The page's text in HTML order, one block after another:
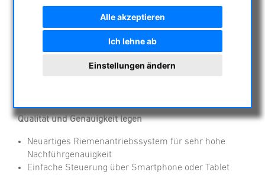
Alle akzeptieren
Ich lehne ab
Einstellungen ändern
Vixen SXP2WL Äquatoriale
Montierung mit Wifi
anspruchsvolle Fotografen und Beobachter die Wert auf
Qualität und Genauigkeit legen
Neuartiges Riemenantriebssystem für sehr hohe
Nachführgenauigkeit
Einfache Steuerung über Smartphone oder Tablet